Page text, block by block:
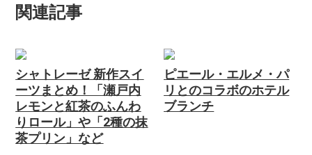
関連記事
シャトレーゼ 新作スイ
ーツまとめ！「瀬戸内
レモンと紅茶のふんわ
りロール」や「2種の抹
茶プリン」など
ピエール・エルメ・パ
リとのコラボのホテル
ブランチ